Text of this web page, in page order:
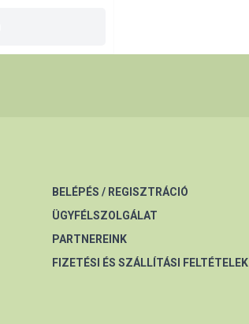
BELÉPÉS / REGISZTRÁCIÓ
ÜGYFÉLSZOLGÁLAT
PARTNEREINK
FIZETÉSI ÉS SZÁLLÍTÁSI FELTÉTELEK